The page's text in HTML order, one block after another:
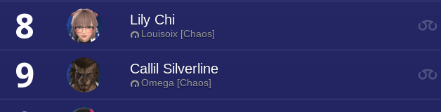
8 Lily Chi
Louisoix [Chaos]
9 Callil Silverline
Omega [Chaos]